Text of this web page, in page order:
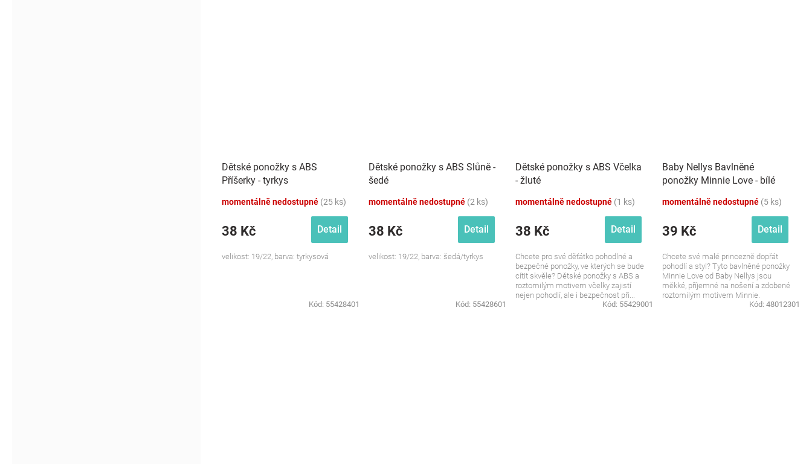
Dětské ponožky s ABS
Příšerky - tyrkys
momentálně nedostupné (25 ks)
38 Kč Detail
velikost: 19/22, barva: tyrkysová
Kód: 55428401
Dětské ponožky s ABS Slůně -
šedé
momentálně nedostupné (2 ks)
38 Kč Detail
velikost: 19/22, barva: šedá/tyrkys
Kód: 55428601
Dětské ponožky s ABS Včelka
- žluté
momentálně nedostupné (1 ks)
38 Kč Detail
Chcete pro své děťátko pohodlné a
bezpečné ponožky, ve kterých se bude
cítit skvěle? Dětské ponožky s ABS a
roztomilým motivem včelky zajistí
nejen pohodlí, ale i bezpečnost při...
Kód: 55429001
Baby Nellys Bavlněné
ponožky Minnie Love - bílé
momentálně nedostupné (5 ks)
39 Kč Detail
Chcete své malé princezně dopřát
pohodlí a styl? Tyto bavlněné ponožky
Minnie Love od Baby Nellys jsou
měkké, příjemné na nošení a zdobené
roztomilým motivem Minnie.
Kód: 48012301